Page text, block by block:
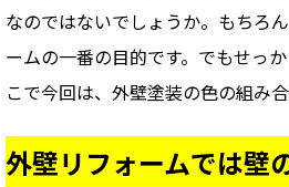
なのではないでしょうか。もちろ
ームの一番の目的です。でもせっ
こで今回は、外壁塗装の色の組み
外壁リフォームでは壁